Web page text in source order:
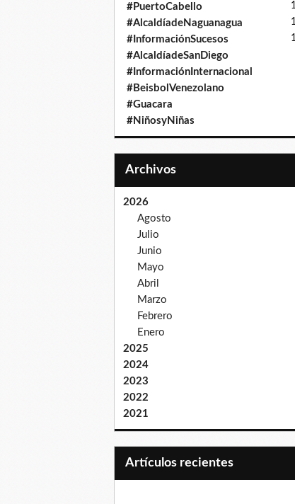
#PuertoCabello
#AlcaldíadeNaguanagua
#InformaciónSucesos
#AlcaldíadeSanDiego
#InformaciónInternacional
#BeisbolVenezolano
#Guacara
#NiñosyNiñas
Archivos
2026
Agosto
Julio
Junio
Mayo
Abril
Marzo
Febrero
Enero
2025
2024
2023
2022
2021
Artículos recientes